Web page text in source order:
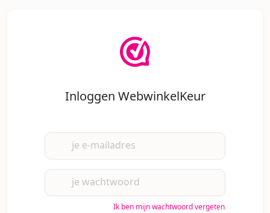
Inloggen WebwinkelKeur
je e-mailadres
je wachtwoord
Ik ben mijn wachtwoord vergeten